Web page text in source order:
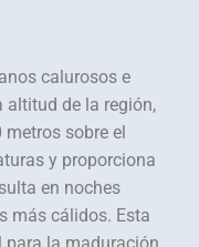
calurosos e
altitud de la región,
sobre el
y proporciona
en noches
más cálidos. Esta